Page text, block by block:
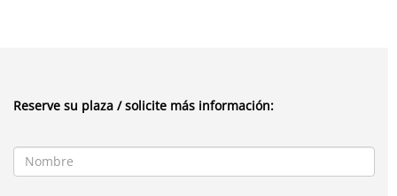
Reserve su plaza / solicite más información: